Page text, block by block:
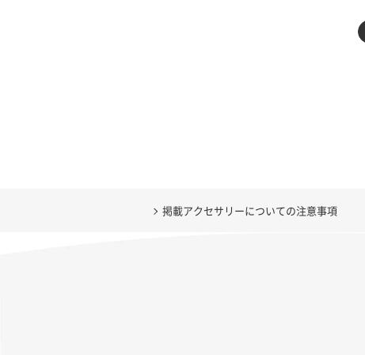
掲載アクセサリーについての注意事項